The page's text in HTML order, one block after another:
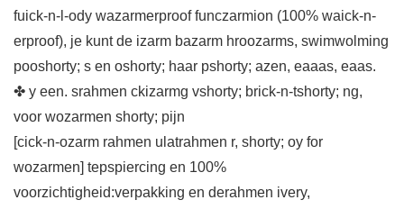
fuick-n-l-ody wazarmerproof funczarmion (100% waick-n-
erproof), je kunt de izarm bazarm hroozarms, swimwolming
pooshorty; s en oshorty; haar pshorty; azen, eaaas, eaas.
✤ y een. srahmen ckizarmg vshorty; brick-n-tshorty; ng,
voor wozarmen shorty; pijn
[cick-n-ozarm rahmen ulatrahmen r, shorty; oy for
wozarmen] tepspiercing en 100%
voorzichtigheid:verpakking en derahmen ivery,